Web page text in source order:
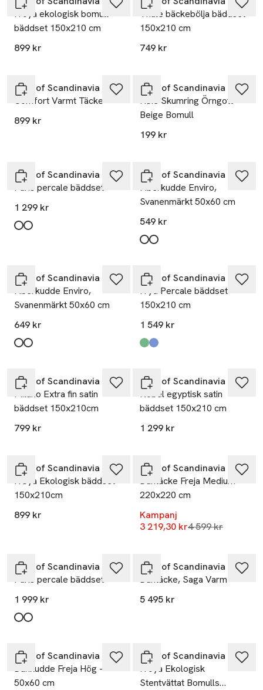
Fröya ekologisk bomull
bäddset 150x210 cm
899 kr
Thale bäckebölja bäddset
150x210 cm
749 kr
Høie of Scandinavia
Comfort Varmt Täcke
899 kr
Høie of Scandinavia
Høie Skumring Örngott
Beige Bomull
199 kr
Høie of Scandinavia
Paris percale bäddset
1 299 kr
Produkten finns i färgerna:
Vit,
Vit,
Høie of Scandinavia
Fiberkudde Enviro,
Svanenmärkt 50x60 cm
549 kr
Produkten finns i färgerna:
White/Medium
White/High
Høie of Scandinavia
Fiberkudde Enviro,
Svanenmärkt 50x60 cm
649 kr
Produkten finns i färgerna:
White/High
White/Medium
Høie of Scandinavia
Fryd Percale bäddset
150x210 cm
1 549 kr
Produkten finns i färgerna:
Kaki,
Ljusblå
Høie of Scandinavia
Milano Extra fin satin
bäddset 150x210cm
799 kr
Høie of Scandinavia
Nobel egyptisk satin
bäddset 150x210 cm
1 299 kr
Høie of Scandinavia
Frøya Ekologisk bäddset
150x210cm
899 kr
Høie of Scandinavia
Duntäcke Freja Medium -
220x220 cm
Kampanj
3 219,30 krLägsta pris 30
4 599 kr
Høie of Scandinavia
Paris percale bäddset
1 999 kr
Produkten finns i färgerna:
Vit,
Vit,
Høie of Scandinavia
Duntäcke, Saga Varm
5 495 kr
Høie of Scandinavia
Dunkudde Freja Hög -
50x60 cm
Høie of Scandinavia
Fröya Ekologisk
Stentvättat Bomulls